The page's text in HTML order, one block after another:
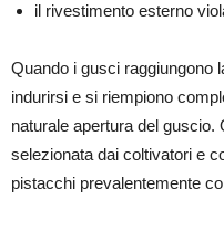
il rivestimento esterno
Quando i gusci raggiungono
indurirsi e si riempiono
naturale apertura del
selezionata dai coltivatori e
pistacchi prevalentemente